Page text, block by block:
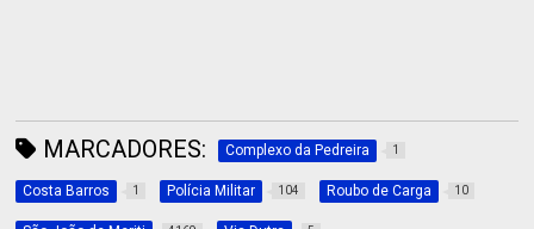
MARCADORES: Complexo da Pedreira 1
Costa Barros 1 Polícia Militar 104 Roubo de Carga 10